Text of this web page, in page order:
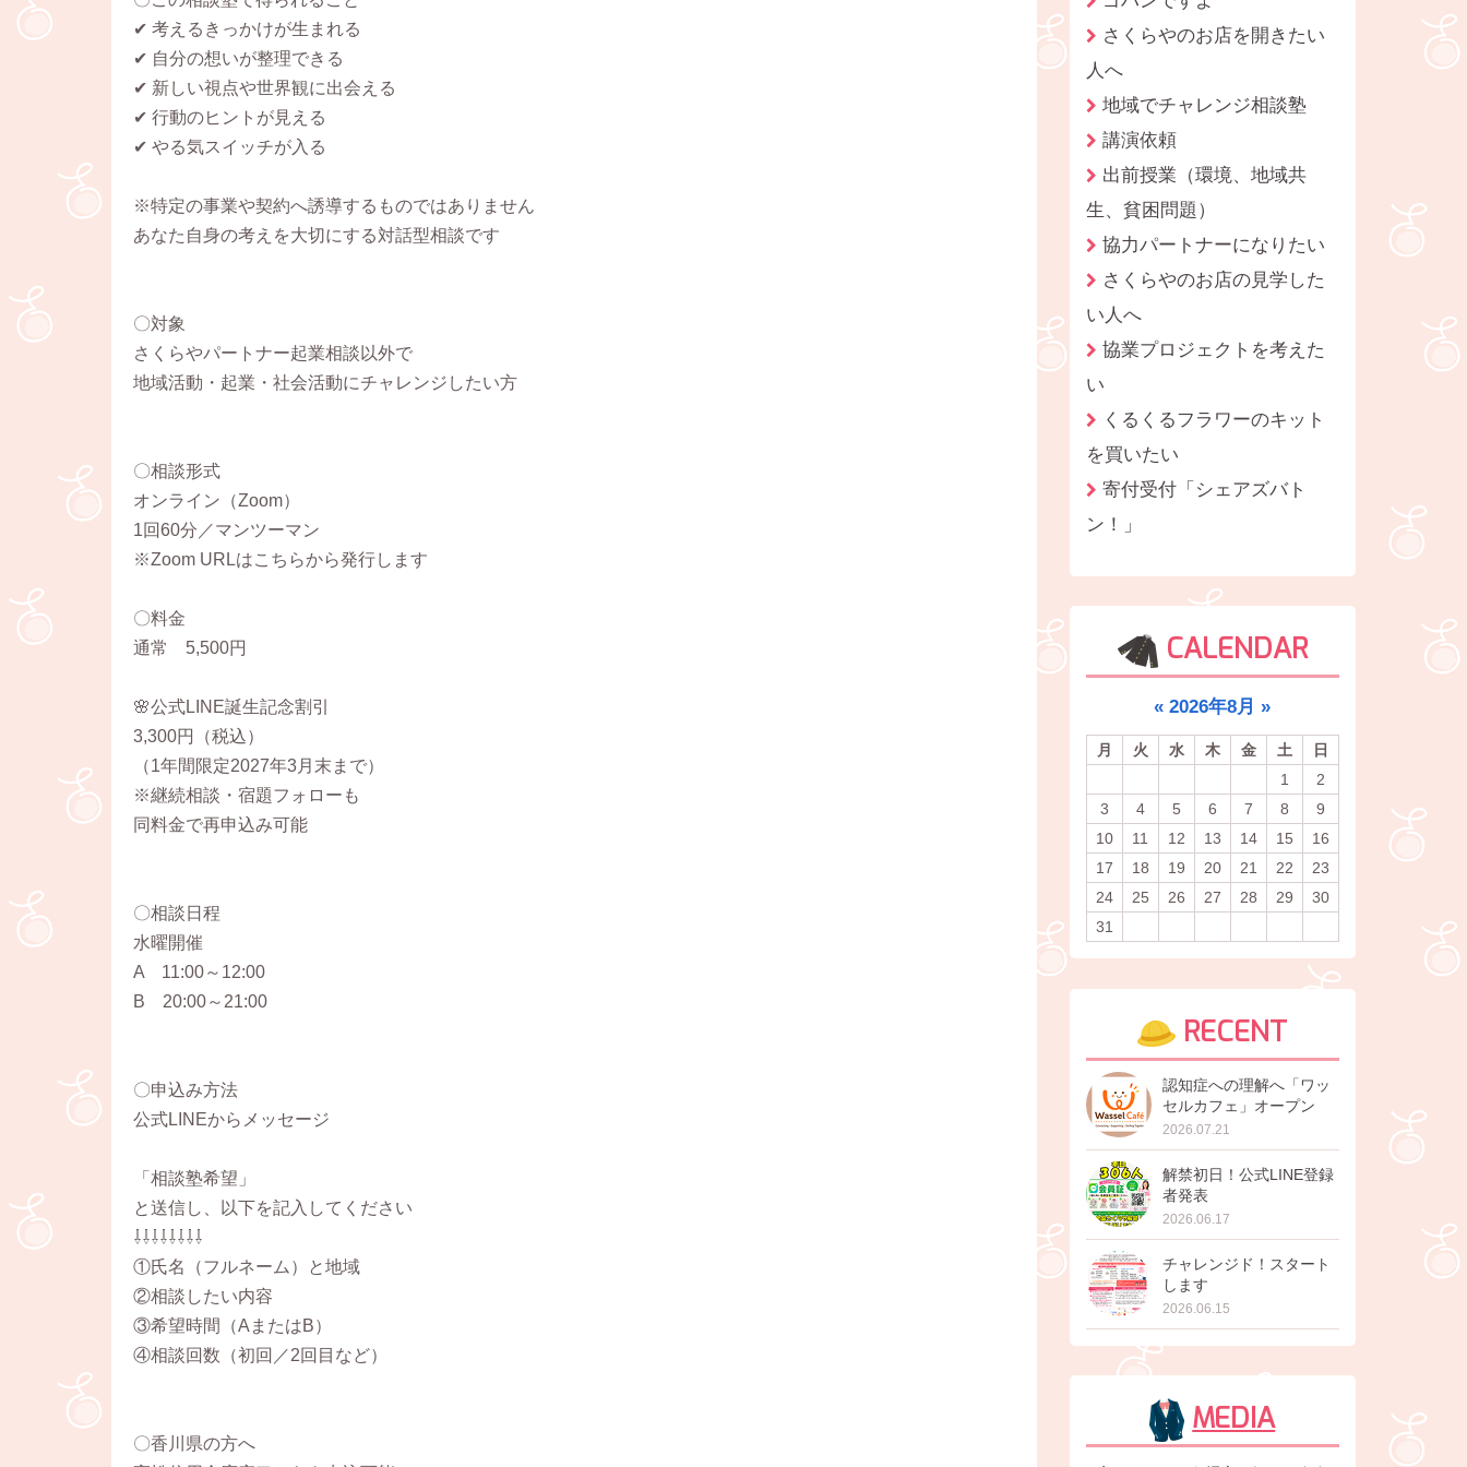
✔ 考えるきっかけが生まれる
✔ 自分の想いが整理できる
✔ 新しい視点や世界観に出会える
✔ 行動のヒントが見える
✔ やる気スイッチが入る
※特定の事業や契約へ誘導するものではありません
あなた自身の考えを大切にする対話型相談です
〇対象
さくらやパートナー起業相談以外で
地域活動・起業・社会活動にチャレンジしたい方
〇相談形式
オンライン（Zoom）
1回60分／マンツーマン
※Zoom URLはこちらから発行します
〇料金
通常 5,500円
🌸公式LINE誕生記念割引
3,300円（税込）
（1年間限定2027年3月末まで）
※継続相談・宿題フォローも
同料金で再申込み可能
〇相談日程
水曜開催
A 11:00～12:00
B 20:00～21:00
〇申込み方法
公式LINEからメッセージ
「相談塾希望」
と送信し、以下を記入してください
⇩⇩⇩⇩⇩⇩⇩⇩
①氏名（フルネーム）と地域
②相談したい内容
③希望時間（AまたはB）
④相談回数（初回／2回目など）
〇香川県の方へ
さくらやのお店を開きたい
人へ
地域でチャレンジ相談塾
講演依頼
出前授業（環境、地域共
生、貧困問題）
協力パートナーになりたい
さくらやのお店の見学した
い人へ
協業プロジェクトを考えた
い
くるくるフラワーのキット
を買いたい
寄付受付「シェアズバト
ン！」
CALENDAR
« 2026年8月 »
月 火 水 木 金 土
日
1
2
3
4 5 6 7 8
9
10
11 12 13 14 15
16
17
18 19 20 21 22
23
24
25 26 27 28 29
30
31
RECENT
認知症への理解へ「ワッ
セルカフェ」オープン
2026.07.21
解禁初日！公式LINE登録
者発表
2026.06.17
チャレンジド！スタート
します
2026.06.15
MEDIA